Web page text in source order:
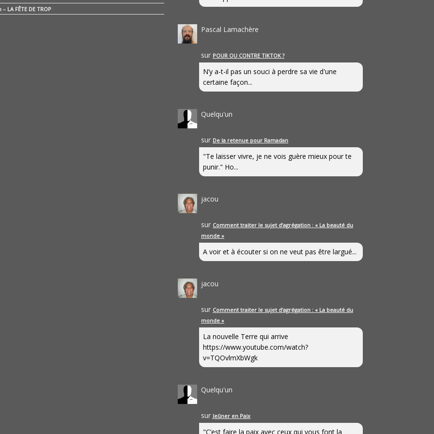
LA FÊTE DE TROP
Pascal Lamachère
sur POUR OU CONTRE TIKTOK ?
N’y a-t-il pas un souci à perdre sa vie d'une
certaine façon...
Quelqu'un
sur De la retenue pour Ramadan
"Te laisser vivre, je ne vois guère mieux pour te
punir." Ho...
jacou
sur Comment traiter le sujet d’agrégation : « La beauté du
monde »
A voir et à écouter si on ne veut pas être largué...
jacou
sur Comment traiter le sujet d’agrégation : « La beauté du
monde »
La nouvelle Terre qui arrive
https://www.youtube.com/watch?
v=TQOvlmXbWgk
Quelqu'un
sur Jeûner en Paix
"C’est faire la paix avec ceux qui vous font la